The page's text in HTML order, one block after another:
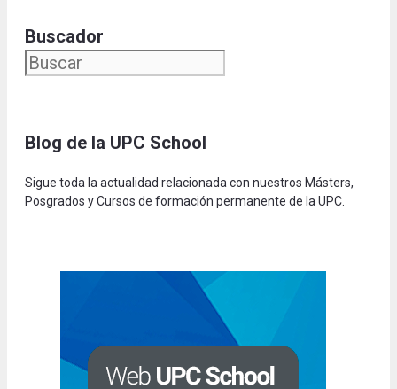
Buscador
Blog de la UPC School
Sigue toda la actualidad relacionada con nuestros Másters,
Posgrados y Cursos de formación permanente de la UPC.